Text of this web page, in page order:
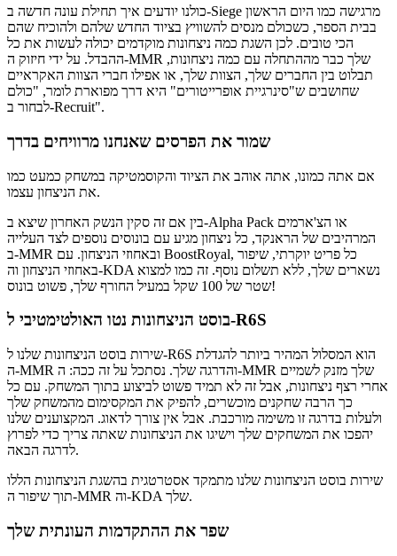
כולנו יודעים איך תחילת עונה חדשה ב-Siege מרגישה כמו היום הראשון
בבית הספר, כשכולם מנסים להשוויץ בציוד החדש שלהם ולהוכיח שהם
הכי טובים. לכן השגת כמה ניצחונות מוקדמים יכולה לעשות את כל
ההבדל. על ידי חיזוק ה-MMR שלך כבר מההתחלה עם כמה ניצחונות,
תבלוט בין החברים שלך, הצוות שלך, או אפילו חברי הצוות האקראיים
שחושבים ש"סינרגיית אופרייטורים" היא דרך מפוארת לומר, "כולם
לבחור ב-Recruit".
שמור את הפרסים שאנחנו מרוויחים בדרך
אם אתה כמונו, אתה אוהב את הציוד והקוסמטיקה במשחק כמעט כמו
את הניצחון עצמו.
בין אם זה סקין הנשק האחרון שיצא ב-Alpha Pack או הצ'ארמים
המרהיבים של הראנקד, כל ניצחון מגיע עם בונוסים נוספים לצד העלייה
ב-MMR ובאחוזי הניצחון. עם BoostRoyal, כל פריט יוקרתי, שיפור
באחוזי הניצחון וה-KDA נשארים שלך, ללא תשלום נוסף. זה כמו למצוא
שטר של 100 שקל במעיל החורף שלך, פשוט בונוס!
בוסט הניצחונות נטו האולטימטיבי ל-R6S
שירות בוסט הניצחונות שלנו ל-R6S הוא המסלול המהיר ביותר להגדלת
ה-MMR והדרגה שלך. נסתכל על זה ככה: ה-MMR שלך מזנק לשמיים
אחרי רצף ניצחונות, אבל זה לא תמיד פשוט לביצוע בתוך המשחק. עם כל
כך הרבה שחקנים מוכשרים, להפיק את המקסימום מהמשחק שלך
ולעלות בדרגה זו משימה מורכבת. אבל אין צורך לדאוג. המקצוענים שלנו
יהפכו את המשחקים שלך וישיגו את הניצחונות שאתה צריך כדי לפרוץ
לדרגה הבאה.
שירות בוסט הניצחונות שלנו מתמקד אסטרטגית בהשגת הניצחונות הללו
תוך שיפור ה-MMR וה-KDA שלך.
שפר את ההתקדמות העונתית שלך